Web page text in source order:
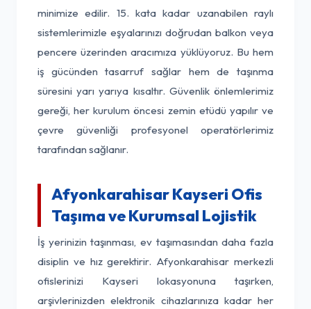
minimize edilir. 15. kata kadar uzanabilen raylı
sistemlerimizle eşyalarınızı doğrudan balkon veya
pencere üzerinden aracımıza yüklüyoruz. Bu hem
iş gücünden tasarruf sağlar hem de taşınma
süresini yarı yarıya kısaltır. Güvenlik önlemlerimiz
gereği, her kurulum öncesi zemin etüdü yapılır ve
çevre güvenliği profesyonel operatörlerimiz
tarafından sağlanır.
Afyonkarahisar Kayseri Ofis
Taşıma ve Kurumsal Lojistik
İş yerinizin taşınması, ev taşımasından daha fazla
disiplin ve hız gerektirir. Afyonkarahisar merkezli
ofislerinizi Kayseri lokasyonuna taşırken,
arşivlerinizden elektronik cihazlarınıza kadar her